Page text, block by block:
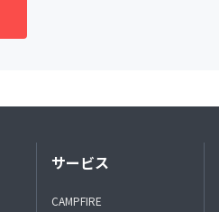
サービス
CAMPFIRE